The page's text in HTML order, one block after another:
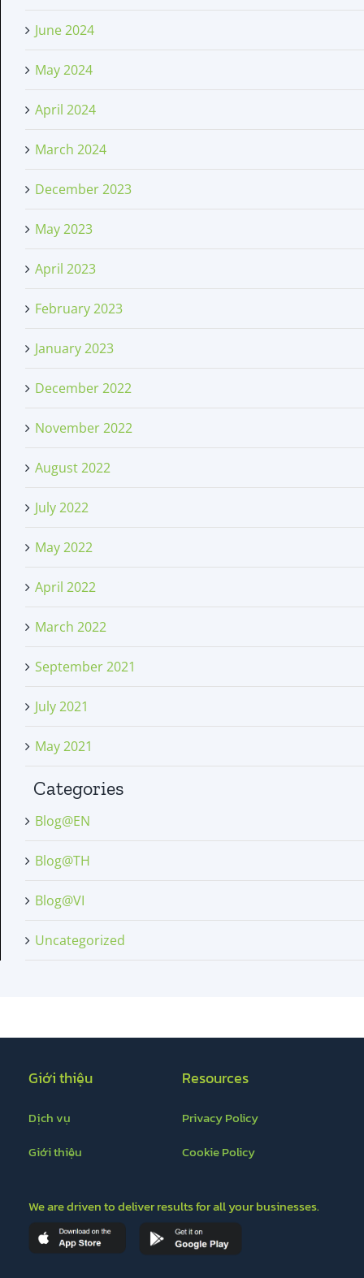
June 2024
May 2024
April 2024
March 2024
December 2023
May 2023
April 2023
February 2023
January 2023
December 2022
November 2022
August 2022
July 2022
May 2022
April 2022
March 2022
September 2021
July 2021
May 2021
Categories
Blog@EN
Blog@TH
Blog@VI
Uncategorized
Giới thiệu
Dịch vụ
Giới thiệu
Resources
Privacy Policy
Cookie Policy
We are driven to deliver results for all your businesses.